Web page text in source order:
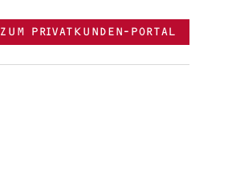
ZUM PRIVATKUNDEN-PORTAL